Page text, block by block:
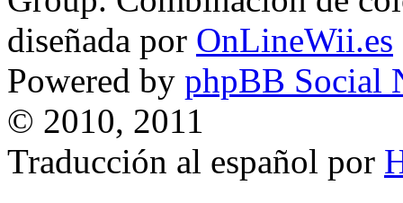
diseñada por OnLineWii.es
Powered by phpBB Social
© 2010, 2011
Traducción al español por